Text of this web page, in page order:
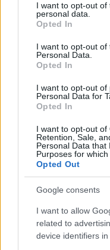
not limited to your visit
grant or deny consent
use your data for
consent section.
I want to opt-out
personal data.
Opted In
I want to opt-out of
Personal Data.
Opted In
I want to opt-out of
Personal Data for
Opted In
I want to opt-out of
Retention, Sale,
Personal Data that
Purposes for which
Opted Out
Google consents
I want to allow
related to
device identifiers in
a Semmelweis-
hogy később újra
készített belőle filmet.